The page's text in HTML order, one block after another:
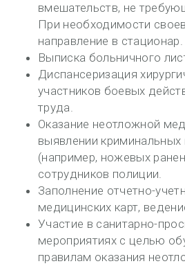
вмешательств, не
При необходимости
направление в стационар.
Выписка больничного
Диспансеризация
участников боевых
труда.
Оказание неотложной
выявлении
(например, ножевых
сотрудников полиции.
Заполнение отчетно-
медицинских карт,
Участие в санитарно-
мероприятиях с целью
правилам оказания